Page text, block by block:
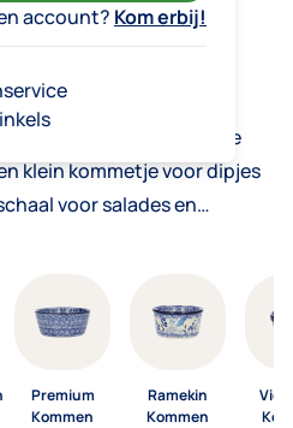
account? Kom erbij!
Een fruitschaal om de
klein kommetje voor dipjes
voor salades en
en schalen zijn er in allerlei
Premium
Kommen
Ramekin
Kommen